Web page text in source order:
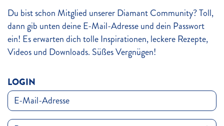
Du bist schon Mitglied unserer Diamant Community? Toll,
dann gib unten deine E-Mail-Adresse und dein Passwort
ein! Es erwarten dich tolle Inspirationen, leckere Rezepte,
Videos und Downloads. Süßes Vergnügen!
LOGIN